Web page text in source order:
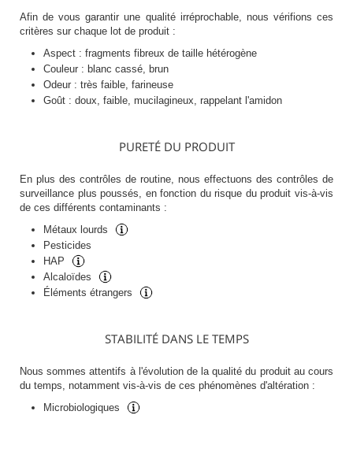
Afin de vous garantir une qualité irréprochable, nous vérifions ces
critères sur chaque lot de produit :
Aspect : fragments fibreux de taille hétérogène
Couleur : blanc cassé, brun
Odeur : très faible, farineuse
Goût : doux, faible, mucilagineux, rappelant l'amidon
PURETÉ DU PRODUIT
En plus des contrôles de routine, nous effectuons des contrôles de
surveillance plus poussés, en fonction du risque du produit vis-à-vis
de ces différents contaminants :
Métaux lourds
Pesticides
HAP
Alcaloïdes
Éléments étrangers
STABILITÉ DANS LE TEMPS
Nous sommes attentifs à l'évolution de la qualité du produit au cours
du temps, notamment vis-à-vis de ces phénomènes d'altération :
Microbiologiques